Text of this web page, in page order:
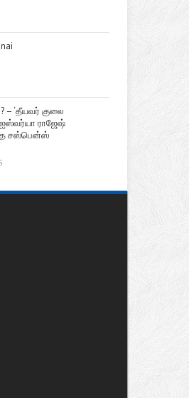
– ‘தீயவர் குலை
ராஜேஷ்
சஸ்பென்ஸ்